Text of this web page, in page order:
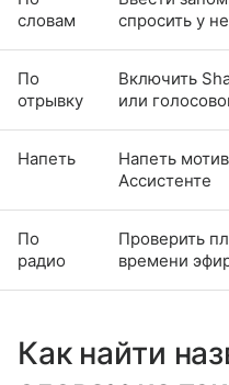
словам
спросить у
По
отрывку
Включить
или
Напеть
Напеть
Ассистенте
По
радио
Проверить
времени
Как найти